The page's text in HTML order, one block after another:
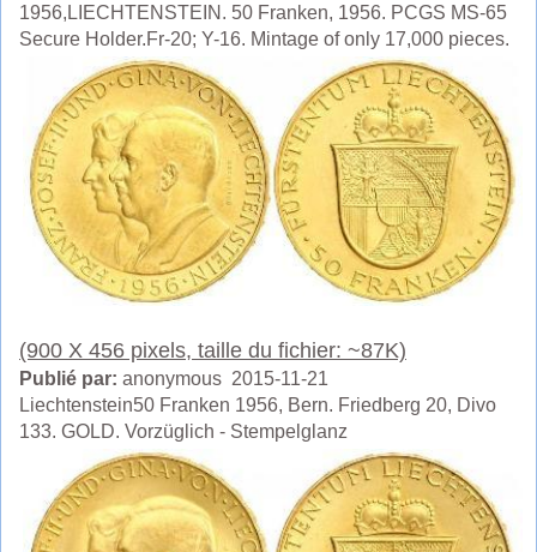
1956,LIECHTENSTEIN. 50 Franken, 1956. PCGS MS-65
Secure Holder.Fr-20; Y-16. Mintage of only 17,000 pieces.
(900 X 456 pixels, taille du fichier: ~87K)
Publié par: anonymous 2015-11-21
Liechtenstein50 Franken 1956, Bern. Friedberg 20, Divo
133. GOLD. Vorzüglich - Stempelglanz